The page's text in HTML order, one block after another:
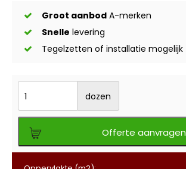
Groot aanbod A-merken
Snelle levering
Tegelzetten of installatie mogelijk
dozen
Offerte aanvragen